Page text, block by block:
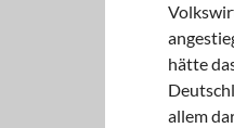
hätte
allem